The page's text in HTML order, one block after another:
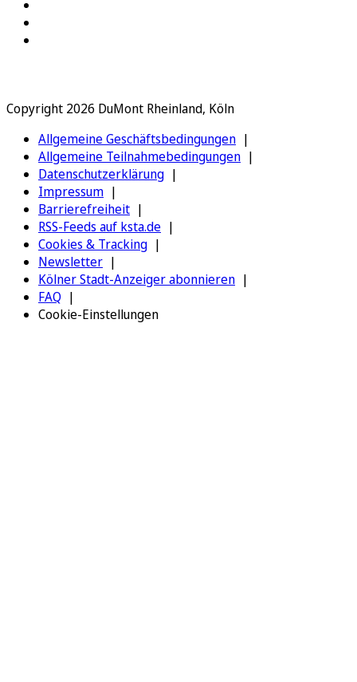
Copyright 2026 DuMont Rheinland, Köln
Allgemeine Geschäftsbedingungen
Allgemeine Teilnahmebedingungen
Datenschutzerklärung
Impressum
Barrierefreiheit
RSS-Feeds auf ksta.de
Cookies & Tracking
Newsletter
Kölner Stadt-Anzeiger abonnieren
FAQ
Cookie-Einstellungen